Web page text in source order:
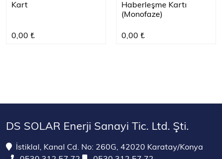
Kart
0,00 ₺
Haberleşme Kartı
(Monofaze)
0,00 ₺
DS SOLAR Enerji Sanayi Tic. Ltd. Şti.
İstiklal, Kanal Cd. No: 260G, 42020 Karatay/Konya